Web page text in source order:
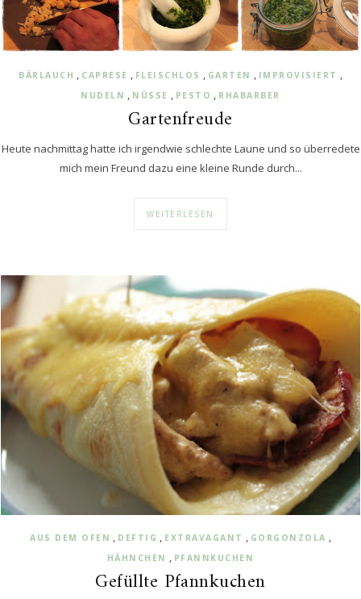
BÄRLAUCH CAPRESE FLEISCHLOS GARTEN IMPROVISIERT
NUDELN NÜSSE PESTO RHABARBER
Gartenfreude
Heute nachmittag hatte ich irgendwie schlechte Laune und so überredete
mich mein Freund dazu eine kleine Runde durch...
WEITERLESEN
AUS DEM OFEN , DEFTIG , EXTRAVAGANT , GORGONZOLA ,
HÄHNCHEN , PFANNKUCHEN
Gefüllte Pfannkuchen